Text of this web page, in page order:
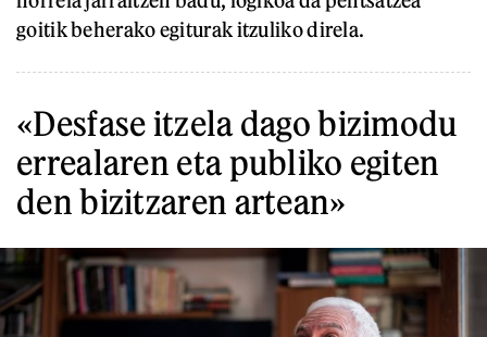
goitik beherako egiturak itzuliko direla.
«Desfase itzela dago bizimodu
errealaren eta publiko egiten
den bizitzaren artean»